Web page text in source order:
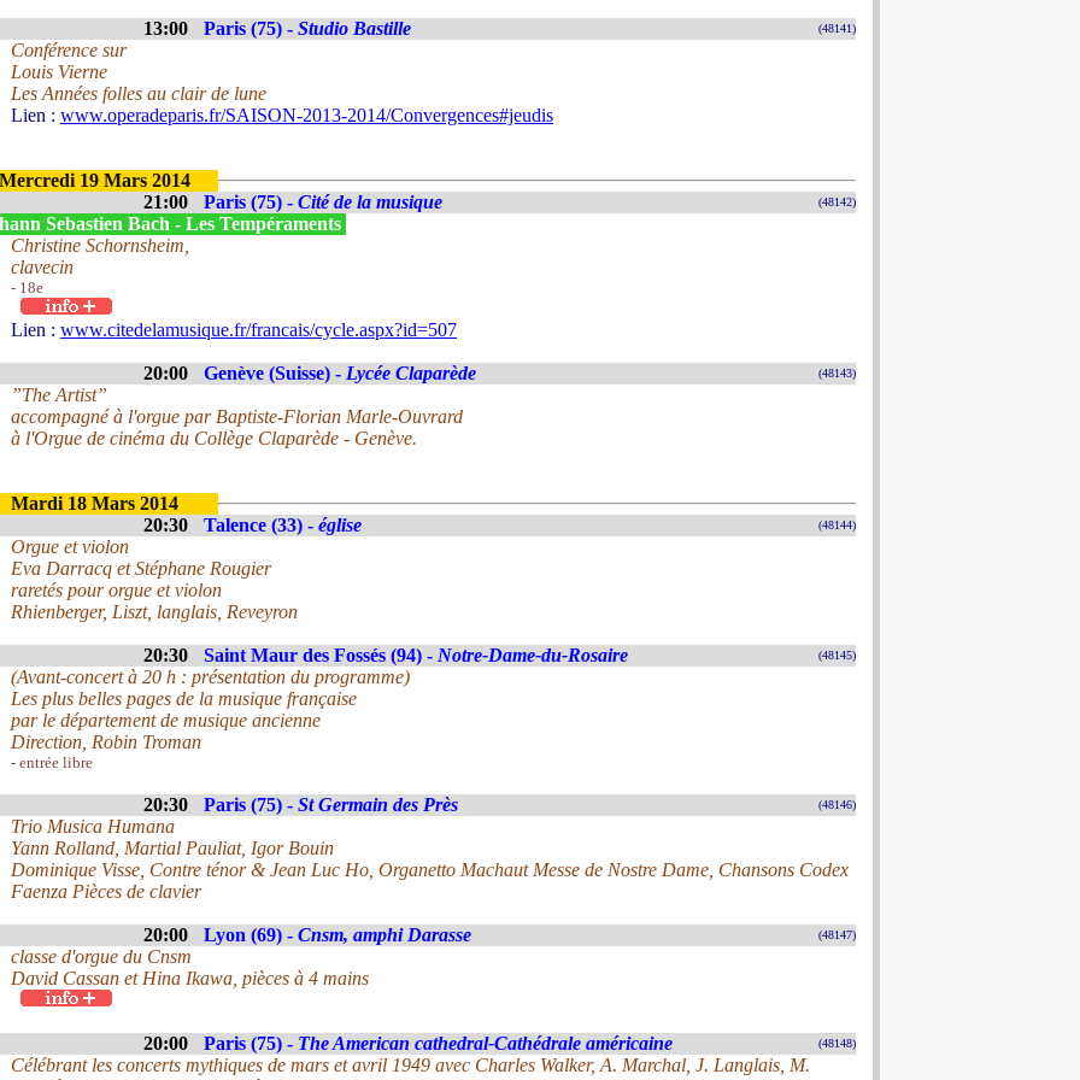
13:00 Paris (75) - Studio Bastille (48141)
Conférence sur
Louis Vierne
Les Années folles au clair de lune
Lien : www.operadeparis.fr/SAISON-2013-2014/Convergences#jeudis
19 Mars 2014
21:00
Paris (75) - Cité de la musique (48142)
Sebastien Bach - Les Tempéraments
Christine Schornsheim,
clavecin
- 18e
Lien : www.citedelamusique.fr/francais/cycle.aspx?id=507
20:00 Genève (Suisse) - Lycée Claparède (48143)
”The Artist”
accompagné à l'orgue par Baptiste-Florian Marle-Ouvrard
à l'Orgue de cinéma du Collège Claparède - Genève.
Mardi 18 Mars 2014
20:30
Talence (33) - église (48144)
Orgue et violon
Eva Darracq et Stéphane Rougier
raretés pour orgue et violon
Rhienberger, Liszt, langlais, Reveyron
20:30 Saint Maur des Fossés (94) - Notre-Dame-du-Rosaire (48145)
(Avant-concert à 20 h : présentation du programme)
Les plus belles pages de la musique française
par le département de musique ancienne
Direction, Robin Troman
- entrée libre
20:30 Paris (75) - St Germain des Près (48146)
Trio Musica Humana
Yann Rolland, Martial Pauliat, Igor Bouin
Dominique Visse, Contre ténor & Jean Luc Ho, Organetto Machaut Messe de Nostre Dame, Chansons Codex
Faenza Pièces de clavier
20:00 Lyon (69) - Cnsm, amphi Darasse (48147)
classe d'orgue du Cnsm
David Cassan et Hina Ikawa, pièces à 4 mains
20:00 Paris (75) - The American cathedral-Cathédrale américaine (48148)
Célébrant les concerts mythiques de mars et avril 1949 avec Charles Walker, A. Marchal, J. Langlais, M.